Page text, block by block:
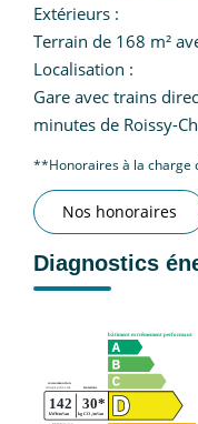
Extérieurs :
Terrain de 168 m²
Localisation :
Gare avec trains
minutes de Roissy-
**Honoraires à la charge
Nos honoraires
Diagnostics